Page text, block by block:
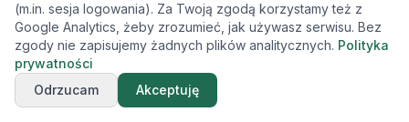
(m.in. sesja logowania). Za Twoją zgodą korzystamy też z
Google Analytics, żeby zrozumieć, jak używasz serwisu. Bez
zgody nie zapisujemy żadnych plików analitycznych. Polityka
prywatności
Odrzucam
Akceptuję